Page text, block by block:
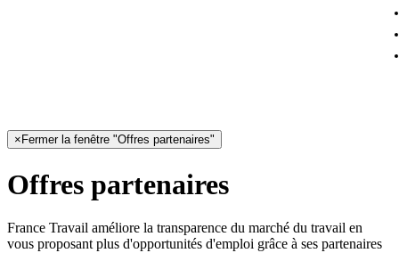
× Fermer la fenêtre "Offres partenaires"
Offres partenaires
France Travail améliore la transparence du marché du travail en
vous proposant plus d'opportunités d'emploi grâce à ses partenaires